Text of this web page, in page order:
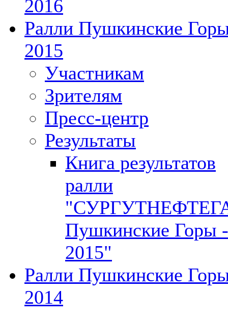
2016
Ралли Пушкинские
2015
Участникам
Зрителям
Пресс-центр
Результаты
Книга результатов
ралли
Пушкинские Горы -
2015"
Ралли Пушкинские
2014